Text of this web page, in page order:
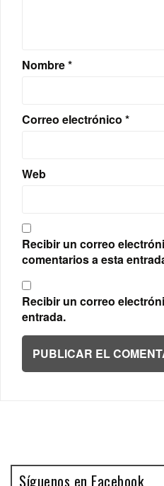
Nombre*
Correo electrónico *
Web
Recibir un correo
comentarios a esta
Recibir un correo
entrada.
Síguenos en Facebook